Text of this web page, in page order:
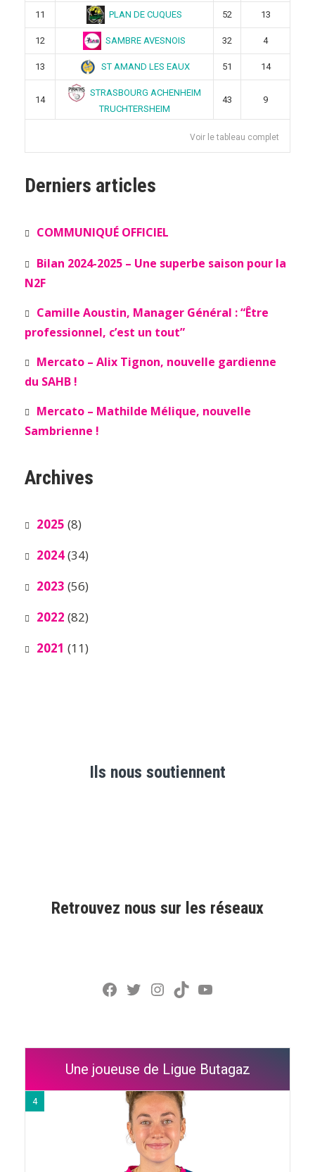
11 PLAN DE CUQUES 52 13
12 SAMBRE AVESNOIS 32 4
13 ST AMAND LES EAUX 51 14
14
STRASBOURG ACHENHEIM
TRUCHTERSHEIM
43 9
Voir le tableau complet
Derniers articles
COMMUNIQUÉ OFFICIEL
Bilan 2024-2025 – Une superbe saison pour la
N2F
Camille Aoustin, Manager Général : “Être
professionnel, c’est un tout”
Mercato – Alix Tignon, nouvelle gardienne
du SAHB !
Mercato – Mathilde Mélique, nouvelle
Sambrienne !
Archives
2025 (8)
2024(34)
2023 (56)
2022 (82)
2021 (11)
Ils nous soutiennent
Retrouvez nous sur les réseaux
Facebook
Twitter
Instagram
TikTokYouTube
Une joueuse de Ligue Butagaz
4